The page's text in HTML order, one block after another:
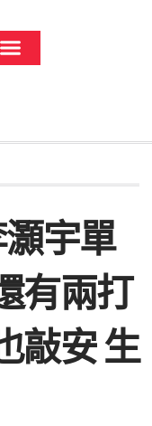
宇單
有兩打
敲安 生